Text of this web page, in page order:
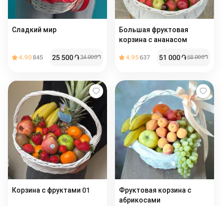
Сладкий мир️
4.90845 25 500֏34 000֏
Большая фруктовая
корзина с ананасом
4.95637 51 000֏68 000֏
Корзина с фруктами 01
Фруктовая корзина с
абрикосами